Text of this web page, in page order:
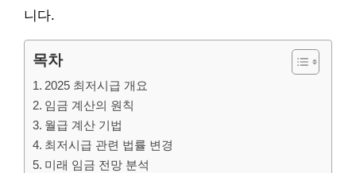
니다.
목차
2025 최저시급 개요
임금 계산의 원칙
월급 계산 기법
최저시급 관련 법률 변경
미래 임금 전망 분석